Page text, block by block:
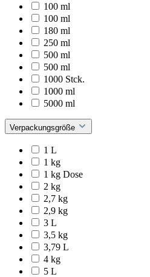
100 ml
100 ml
180 ml
250 ml
500 ml
500 ml
1000 Stck.
1000 ml
5000 ml
Verpackungsgröße
1 L
1 kg
1 kg Dose
2 kg
2,7 kg
2,9 kg
3 L
3,5 kg
3,79 L
4 kg
5 L